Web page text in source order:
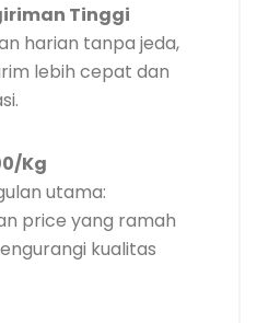
Tinggi
harian tanpa jeda,
lebih cepat dan
Kg
utama:
price yang ramah
kualitas